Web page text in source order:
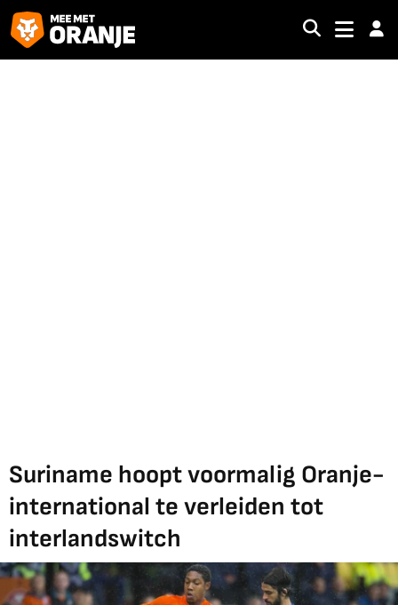
Suriname hoopt voormalig Oranje-
international te verleiden tot
interlandswitch